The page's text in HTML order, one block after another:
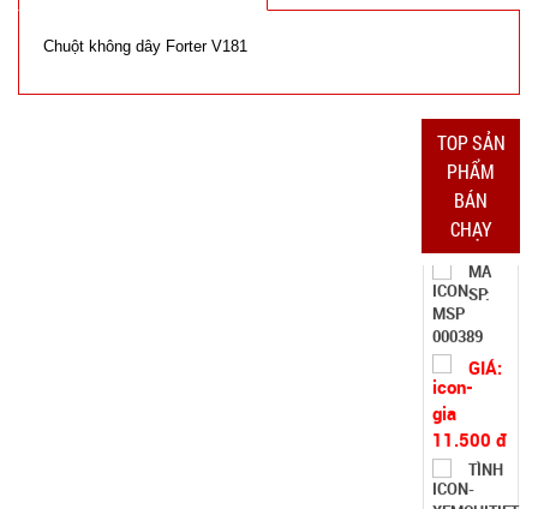
Chuột không dây Forter V181
TOP SẢN
PHẨM
BÁN
CHẠY
CÒN HÀNG
Test
Đặt
hàng
Bộ dao 5
món lưỡi
đen Buck
Mã T65S
MÃ
SP:
002796
GIÁ: